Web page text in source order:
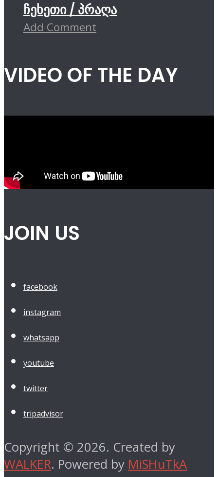
ჩეხეთი / პრაღა
Add Comment
VIDEO OF THE DAY
JOIN US
facebook
instagram
whatsapp
youtube
twitter
tripadvisor
Copyright © 2026. Created by
WALKER. Powered by MiSHuTkA